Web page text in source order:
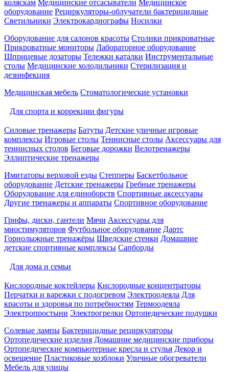
коляскам Медицинские отсасыватели Медицинское
оборудование Рециркуляторы-облучатели бактерицидные
Светильники Электрокардиографы Носилки
Оборудование для салонов красоты Столики прикроватные
Прикроватные мониторы Лабораторное оборудование
Шприцевые дозаторы Тележки каталки Инструментальные
столы Медицинские холодильники Стерилизация и
дезинфекция
Медицинская мебель Стоматологические установки
Для спорта и коррекции фигуры
Силовые тренажеры Батуты Детские уличные игровые
комплексы Игровые столы Теннисные столы Аксессуары для
теннисных столов Беговые дорожки Велотренажеры
Эллиптические тренажеры
Имитаторы верховой езды Степперы Баскетбольное
оборудование Детские тренажеры Гребные тренажеры
Оборудование для единоборств Спортивные аксессуары
Другие тренажеры и аппараты Спортивное оборудование
Грифы, диски, гантели Мячи Аксессуары для
миостимуляторов Футбольное оборудование Дартс
Горнолыжные тренажёры Шведские стенки Домашние
детские спортивные комплексы Сапборды
Для дома и семьи
Кислородные коктейлеры Кислородные концентраторы
Перчатки и варежки с подогревом Электроодеяла Для
красоты и здоровья по потребностям Термоодеяла
Электропростыни Электрогрелки Ортопедические подушки
Солевые лампы Бактерицидные рециркуляторы
Ортопедические изделия Домашние медицинские приборы
Ортопедические компьютерные кресла и стулья Декор и
освещение Пластиковые хозблоки Уличные обогреватели
Мебель для улицы